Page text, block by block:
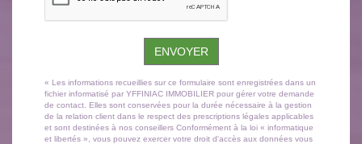
ENVOYER
« Les informations recueillies sur ce formulaire sont enregistrées dans un
fichier informatisé par YFFINIAC IMMOBILIER pour gérer votre demande
de contact. Elles sont conservées pour la durée nécessaire à la gestion
de la relation client dans le respect des prescriptions légales applicables
et sont destinées à nos conseillers Conformément à la loi « informatique
et libertés », vous pouvez exercer votre droit d'accès aux données vous